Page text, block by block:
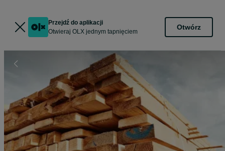
Przejdź do aplikacji
Otwieraj OLX jednym tapnięciem
Otwórz